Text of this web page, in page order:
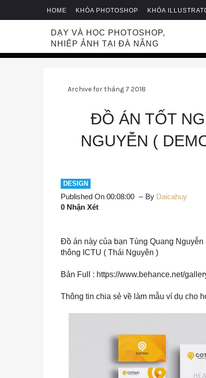
HOME KHÓA PHOTOSHOP KHÓA
DẠY VÀ HỌC PHOTOSHOP,
NHIẾP ẢNH TẠI ĐÀ NẴNG
Archive for tháng 7 2018
ĐỒ ÁN TỐT
NGUYỄN (
DESIGN
Published On 00:08:00 By Daicahuy
0 Nhận Xét
Đồ án này của bạn Tùng Quang Nguyễn
thông ICTU ( Thái Nguyên )
Bản Full : https://www.behance.net/
Thông tin chia sẻ về làm mẫu ví dụ cho